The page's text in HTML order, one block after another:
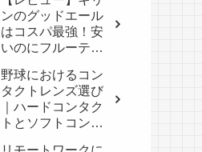
ンのグッドエール
はコスパ最強！安
いのにフルーティ
しいビール
野球におけるコン
タクトレンズ選び
｜ハードコンタク
トとソフトコンタ